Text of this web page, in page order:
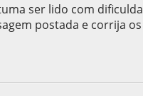
ser lido com
postada e corrija